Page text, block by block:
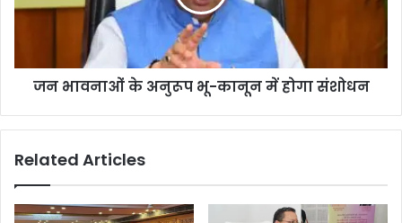
जन भावनाओं के अनुरूप भू-कानून में होगा संशोधन
Related Articles